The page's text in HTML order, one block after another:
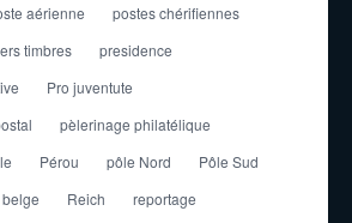
aérienne
postes chérifiennes
timbres
presidence
Pro juventute
pèlerinage philatélique
Pérou pôle Nord
Pôle Sud
Reich
reportage